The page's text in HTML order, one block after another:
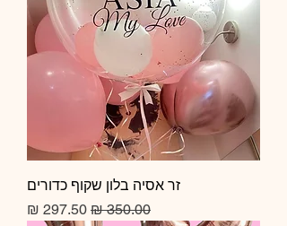
זר אסיה בלון שקוף כדורים
מחיר רגיל מחיר מבצע